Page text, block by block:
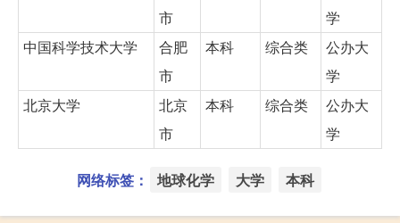
市
学
中国科学技术大学
合肥
市
本科 综合类
公办大
学
北京大学
北京
市
本科 综合类
公办大
学
网络标签： 地球化学 大学 本科